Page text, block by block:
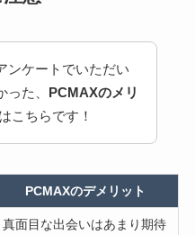
ンケートでいただい
た、 PCMAXのメリ
はこちらです！
PCMAXのデメリット
真面目な出会いはあまり期待